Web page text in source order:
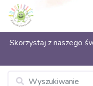
Skorzystaj z naszego